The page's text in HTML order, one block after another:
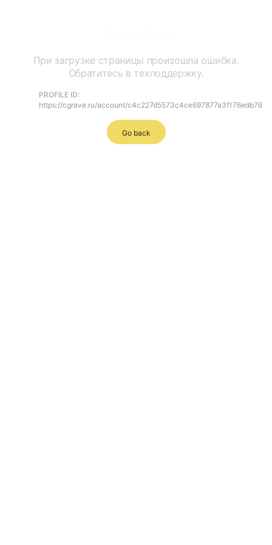
При загрузке страницы произошла ошибка.
Обратитесь в техподдержку.
PROFILE ID:
https://cgrave.ru/account/c4c227d5573c4ce697877a3f176edb76
Go back